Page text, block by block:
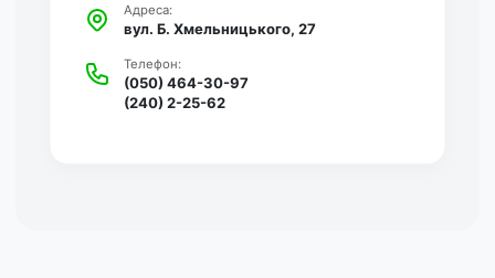
Адреса:
вул. Б. Хмельницького, 27
Телефон:
(050) 464-30-97
(240) 2-25-62